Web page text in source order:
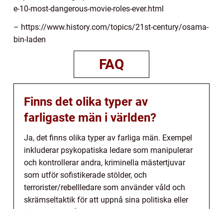
e-10-most-dangerous-movie-roles-ever.html
– https://www.history.com/topics/21st-century/osama-
bin-laden
FAQ
Finns det olika typer av
farligaste män i världen?
Ja, det finns olika typer av farliga män. Exempel
inkluderar psykopatiska ledare som manipulerar
och kontrollerar andra, kriminella mästertjuvar
som utför sofistikerade stölder, och
terrorister/rebellledare som använder våld och
skrämseltaktik för att uppnå sina politiska eller